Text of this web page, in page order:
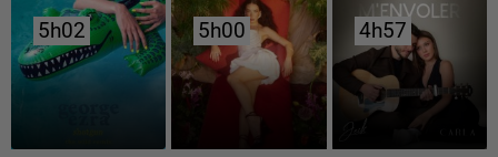
5h02
5h02 5h00
5h00 4h57
4h57